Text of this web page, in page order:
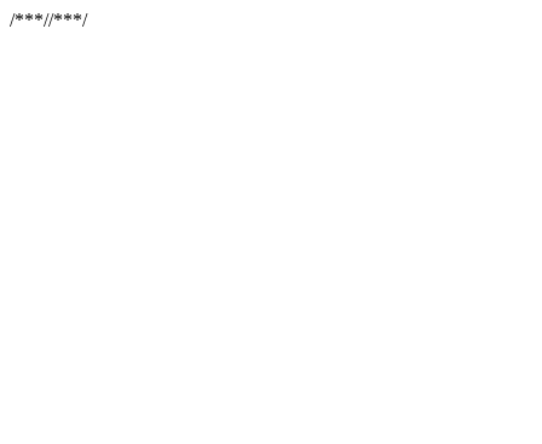
/***//***/